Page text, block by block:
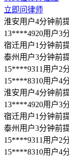
13****4920用户3
宿迁用户1分钟前
泰州用户3分钟前
15****9311用户2
15****8310用户4
顶部
温馨提示
本文2.7k字，预估
为帮您快速解决问
已为您总结提炼文
快速查看全文 限
阅读全文